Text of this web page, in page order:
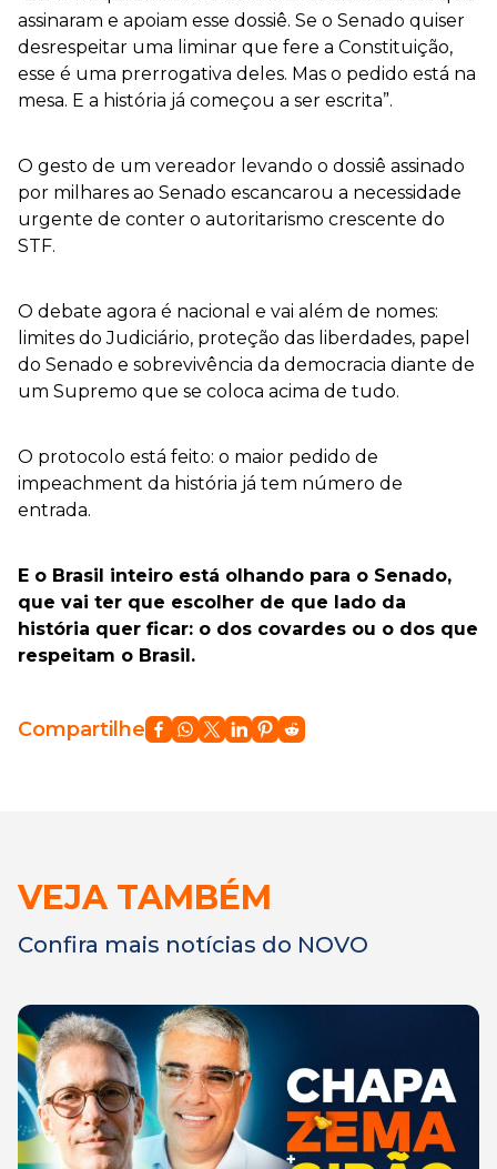
assinaram e apoiam esse dossiê. Se o Senado quiser
desrespeitar uma liminar que fere a Constituição,
esse é uma prerrogativa deles. Mas o pedido está na
mesa. E a história já começou a ser escrita”.
O gesto de um vereador levando o dossiê assinado
por milhares ao Senado escancarou a necessidade
urgente de conter o autoritarismo crescente do
STF.
O debate agora é nacional e vai além de nomes:
limites do Judiciário, proteção das liberdades, papel
do Senado e sobrevivência da democracia diante de
um Supremo que se coloca acima de tudo.
O protocolo está feito: o maior pedido de
impeachment da história já tem número de
entrada.
E o Brasil inteiro está olhando para o Senado,
que vai ter que escolher de que lado da
história quer ficar: o dos covardes ou o dos que
respeitam o Brasil.
Compartilhe
VEJA TAMBÉM
Confira mais notícias do NOVO